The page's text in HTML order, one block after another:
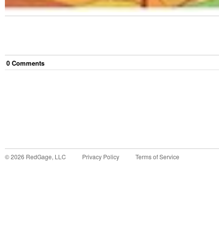
0 Comments
©2026 RedGage, LLC Privacy Policy Terms of Service